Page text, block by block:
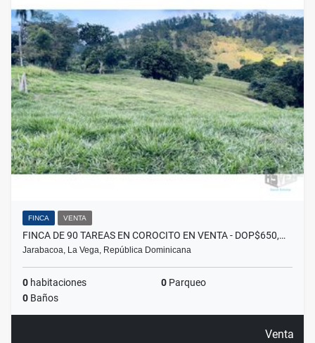
FINCA VENTA
FINCA DE 90 TAREAS EN COROCITO EN VENTA - DOP$650,…
Jarabacoa, La Vega, República Dominicana
0 habitaciones 0 Parqueo
0 Baños
Venta